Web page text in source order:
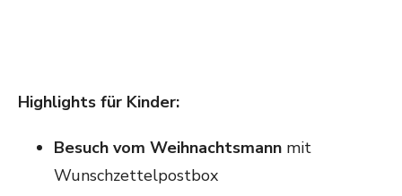
Highlights für Kinder:
Besuch vom Weihnachtsmann mit
Wunschzettelpostbox